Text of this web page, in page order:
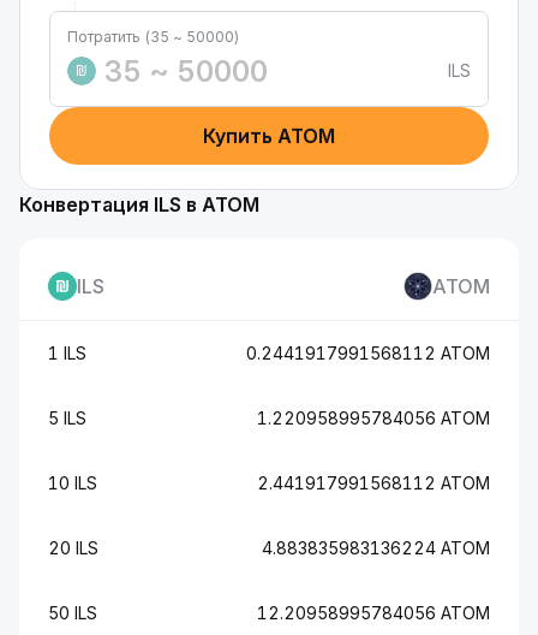
Потратить (35 ~ 50000)
₪
ILS
Купить ATOM
Конвертация ILS в ATOM
ILS ATOM
1 ILS 0.2441917991568112 ATOM
5 ILS 1.220958995784056 ATOM
10 ILS 2.441917991568112 ATOM
20 ILS 4.883835983136224 ATOM
50 ILS 12.20958995784056 ATOM